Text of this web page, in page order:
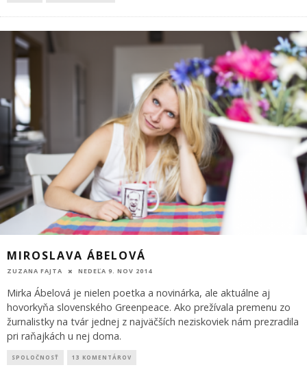
MIROSLAVA ÁBELOVÁ
ZUZANA FAJTA NEDEĽA 9. NOV 2014
Mirka Ábelová je nielen poetka a novinárka, ale aktuálne aj
hovorkyňa slovenského Greenpeace. Ako prežívala premenu zo
žurnalistky na tvár jednej z najväčších neziskoviek nám prezradila
pri raňajkách u nej doma.
SPOLOČNOSŤ 13 KOMENTÁROV